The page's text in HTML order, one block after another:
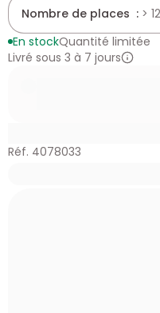
Nombre de places : >
En stockQuantité limitée
Livré sous 3 à 7 jours
Réf. 4078033